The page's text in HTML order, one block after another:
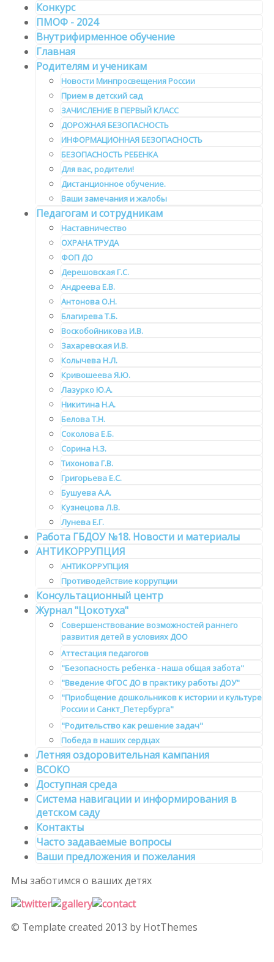
Конкурс
ПМОФ - 2024
Внутрифирменное обучение
Главная
Родителям и ученикам
Новости Минпросвещения России
Прием в детский сад
ЗАЧИСЛЕНИЕ В ПЕРВЫЙ КЛАСС
ДОРОЖНАЯ БЕЗОПАСНОСТЬ
ИНФОРМАЦИОННАЯ БЕЗОПАСНОСТЬ
БЕЗОПАСНОСТЬ РЕБЕНКА
Для вас, родители!
Дистанционное обучение.
Ваши замечания и жалобы
Педагогам и сотрудникам
Наставничество
ОХРАНА ТРУДА
ФОП ДО
Дерешовская Г.С.
Андреева Е.В.
Антонова О.Н.
Благирева Т.Б.
Воскобойникова И.В.
Захаревская И.В.
Колычева Н.Л.
Кривошеева Я.Ю.
Лазурко Ю.А.
Никитина Н.А.
Белова Т.Н.
Соколова Е.Б.
Сорина Н.З.
Тихонова Г.В.
Григорьева Е.С.
Бушуева А.А.
Кузнецова Л.В.
Лунева Е.Г.
Работа ГБДОУ №18. Новости и материалы
АНТИКОРРУПЦИЯ
АНТИКОРРУПЦИЯ
Противодействие коррупции
Консультационный центр
Журнал "Цокотуха"
Совершенствование возможностей раннего
развития детей в условиях ДОО
Аттестация педагогов
"Безопасность ребенка - наша общая забота"
"Введение ФГОС ДО в практику работы ДОУ"
"Приобщение дошкольников к истории и культуре
России и Санкт_Петербурга"
"Родительство как решение задач"
Победа в наших сердцах
Летняя оздоровительная кампания
ВСОКО
Доступная среда
Система навигации и информирования в
детском саду
Контакты
Часто задаваемые вопросы
Ваши предложения и пожелания
Мы заботимся о ваших детях
© Template created 2013 by HotThemes